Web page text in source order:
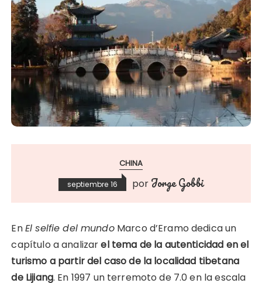
CHINA
septiembre 16 por Jorge Gobbi
EnEl selfie del mundoMarco d’Eramo dedica un
capítulo a analizarel tema de la autenticidad en el
turismo a partir del caso de la localidad tibetana
de Lijiang. En 1997 un terremoto de 7.0 en la escala